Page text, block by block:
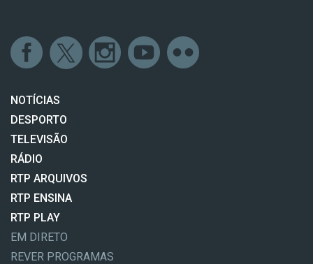
NOTÍCIAS
DESPORTO
TELEVISÃO
RÁDIO
RTP ARQUIVOS
RTP ENSINA
RTP PLAY
EM DIRETO
REVER PROGRAMAS